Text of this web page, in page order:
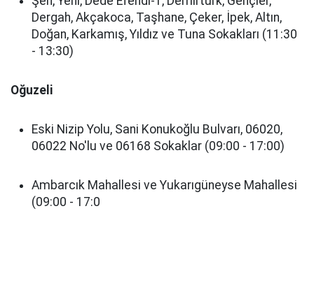
Dergah, Akçakoca, Taşhane, Çeker, İpek, Altın,
Doğan, Karkamış, Yıldız ve Tuna Sokakları (11:30
- 13:30)
Oğuzeli
Eski Nizip Yolu, Sani Konukoğlu Bulvarı, 06020,
06022 No'lu ve 06168 Sokaklar (09:00 - 17:00)
Ambarcık Mahallesi ve Yukarıgüneyse Mahallesi
(09:00 - 17:0